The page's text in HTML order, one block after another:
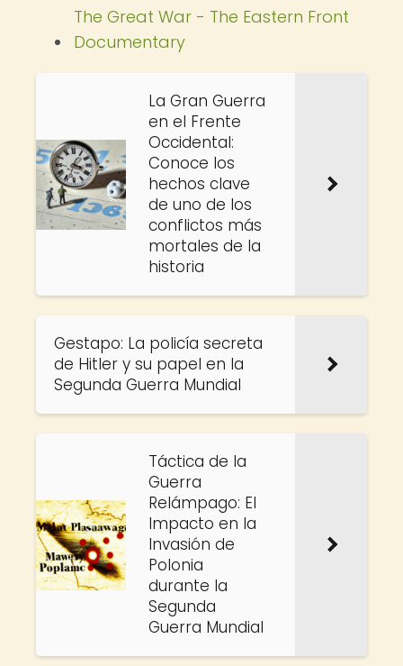
The Great War - The Eastern Front
Documentary
La Gran Guerra
en el Frente
Occidental:
Conoce los
hechos clave
de uno de los
conflictos más
mortales de la
historia
Gestapo: La policía secreta
de Hitler y su papel en la
Segunda Guerra Mundial
Táctica de la
Guerra
Relámpago: El
Impacto en la
Invasión de
Polonia
durante la
Segunda
Guerra Mundial